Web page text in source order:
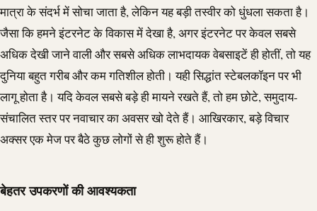
मात्रा के संदर्भ में सोचा जाता है, लेकिन यह बड़ी तस्वीर को धुंधला सकता है।
जैसा कि हमने इंटरनेट के विकास में देखा है, अगर इंटरनेट पर केवल सबसे
अधिक देखी जाने वाली और सबसे अधिक लाभदायक वेबसाइटें ही होतीं, तो यह
दुनिया बहुत गरीब और कम गतिशील होती। यही सिद्धांत स्टेबलकॉइन पर भी
लागू होता है। यदि केवल सबसे बड़े ही मायने रखते हैं, तो हम छोटे, समुदाय-
संचालित स्तर पर नवाचार का अवसर खो देते हैं। आखिरकार, बड़े विचार
अक्सर एक मेज पर बैठे कुछ लोगों से ही शुरू होते हैं।
बेहतर उपकरणों की आवश्यकता